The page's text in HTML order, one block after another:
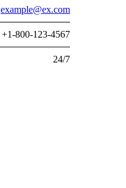
example@ex.com
+1-800-123-4567
24/7